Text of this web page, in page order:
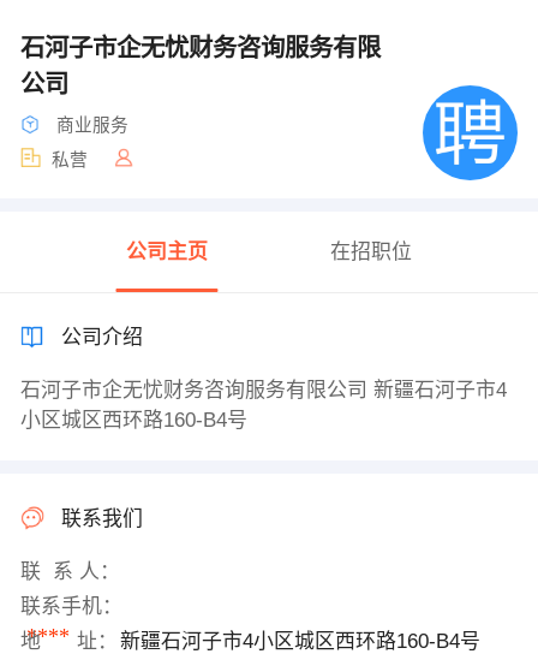
石河子市企无忧财务咨询服务有限
公司
商业服务
私营
公司主页 在招职位
公司介绍
石河子市企无忧财务咨询服务有限公司 新疆石河子市4
小区城区西环路160-B4号
联系我们
联 系 人：
联系手机：
****
地 址： 新疆石河子市4小区城区西环路160-B4号